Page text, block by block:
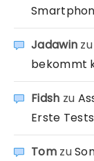
Jadawin zu
bekommt
Fidsh zu
Erste
Tomzu